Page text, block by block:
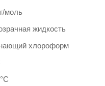
моль
жидкость
хлороформ